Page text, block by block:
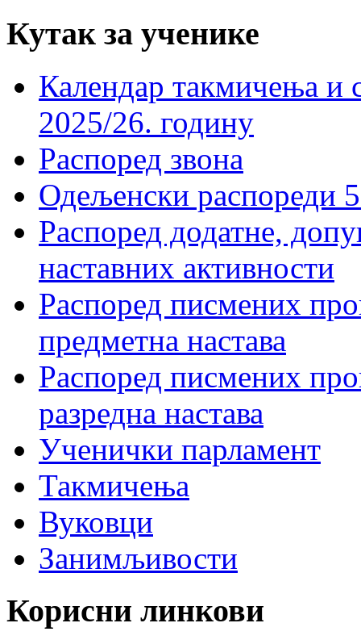
Кутак за ученике
Календар такмичења
2025/26. годину
Распоред звона
Одељенски распореди
Распоред додатне,
наставних активности
Распоред писмених
предметна настава
Распоред писмених
разредна настава
Ученички парламент
Такмичења
Вуковци
Занимљивости
Корисни линкови